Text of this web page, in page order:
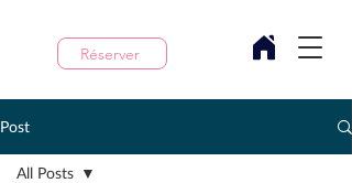
Réserver
Post
All Posts